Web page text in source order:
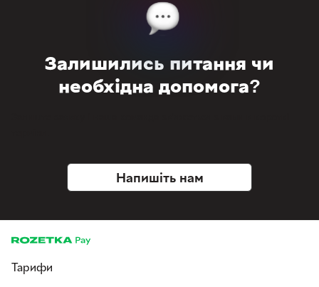
Залишились питання чи
необхідна допомога?
Напишіть нам
Тарифи